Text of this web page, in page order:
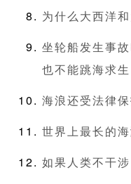
为什么大西洋
坐轮船发生事
也不能跳海求生
海浪还受法律保
世界上最长的
如果人类不干